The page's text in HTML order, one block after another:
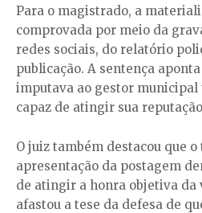
Para o magistrado, a
comprovada por meio da
redes sociais, do relatório
publicação. A sentença
imputava ao gestor municipal
capaz de atingir sua
O juiz também destacou que
apresentação da postagem
de atingir a honra objetiva da
afastou a tese da defesa de